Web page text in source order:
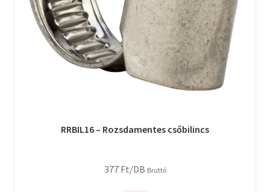
RRBIL16 – Rozsdamentes csőbilincs
377 Ft/DB Bruttó